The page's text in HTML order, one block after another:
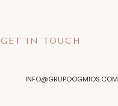
GET IN TOUCH
INFO@GRUPOOGMIOS.COM